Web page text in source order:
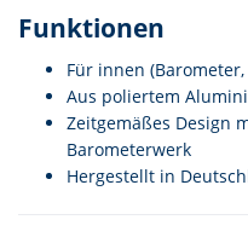
Funktionen
Für innen
Aus poliertem
Zeitgemäßes Design
Barometerwerk
Hergestellt in